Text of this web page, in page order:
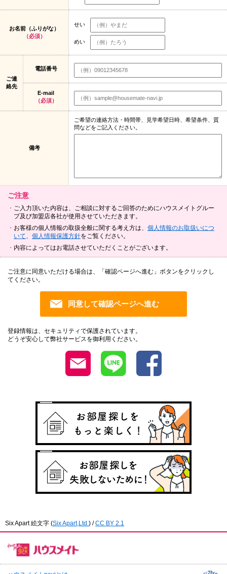
お名前（ふりがな）
（必須）
せい
めい
ご連
絡先
電話番号
E-mail
（必須）
備考
ご希望の連絡方法・時間帯、見学希望日時、希望条件、質
問などをご記入ください。
ご注意
ご入力頂いた内容は、ご相談に対するご回答のためにハウスメイトグルー
プ及び加盟店各社が使用させていただきます。
お客様の個人情報の取扱全般に関する考え方は、 個人情報のお取扱いにつ
いて
個人情報保護方針をご覧ください。
内容によってはお電話させていただくことがございます。
ご注意に同意いただける場合は、「確認ページへ進む」ボタンをクリックし
てください。
登録情報は、セキュリティで保護されています。
どうぞ安心して弊社サービスを御利用ください。
Six Apart 絵文字 (Six Apart,Ltd. ) /CC BY 2.1